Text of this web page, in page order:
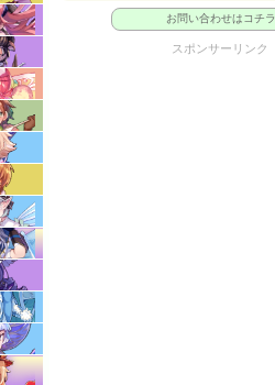
お問い合わせはコチラ
スポンサーリンク